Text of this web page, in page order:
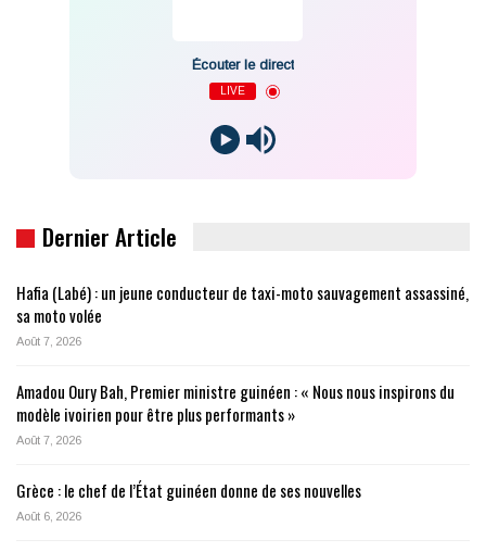
Écouter le direct
LIVE
Dernier Article
Hafia (Labé) : un jeune conducteur de taxi-moto sauvagement assassiné,
sa moto volée
Août 7, 2026
Amadou Oury Bah, Premier ministre guinéen : « Nous nous inspirons du
modèle ivoirien pour être plus performants »
Août 7, 2026
Grèce : le chef de l’État guinéen donne de ses nouvelles
Août 6, 2026